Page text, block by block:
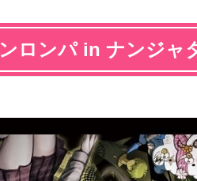
ロンパ in ナンジャ